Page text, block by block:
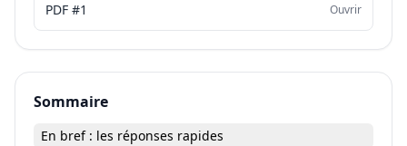
PDF #1 Ouvrir
Sommaire
En bref : les réponses rapides